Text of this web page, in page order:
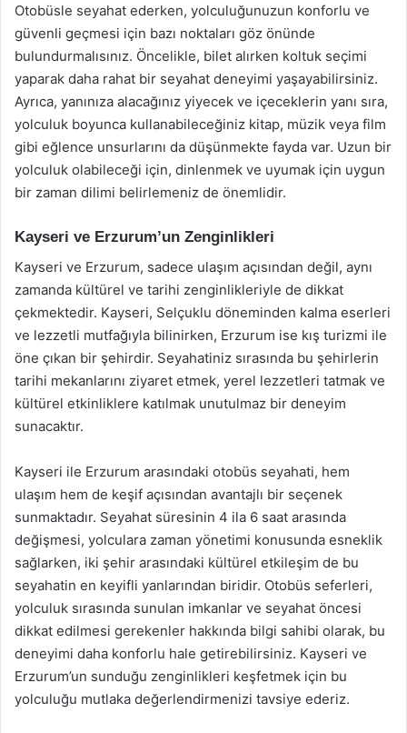
Otobüsle seyahat ederken, yolculuğunuzun konforlu ve
güvenli geçmesi için bazı noktaları göz önünde
bulundurmalısınız. Öncelikle, bilet alırken koltuk seçimi
yaparak daha rahat bir seyahat deneyimi yaşayabilirsiniz.
Ayrıca, yanınıza alacağınız yiyecek ve içeceklerin yanı sıra,
yolculuk boyunca kullanabileceğiniz kitap, müzik veya film
gibi eğlence unsurlarını da düşünmekte fayda var. Uzun bir
yolculuk olabileceği için, dinlenmek ve uyumak için uygun
bir zaman dilimi belirlemeniz de önemlidir.
Kayseri ve Erzurum’un Zenginlikleri
Kayseri ve Erzurum, sadece ulaşım açısından değil, aynı
zamanda kültürel ve tarihi zenginlikleriyle de dikkat
çekmektedir. Kayseri, Selçuklu döneminden kalma eserleri
ve lezzetli mutfağıyla bilinirken, Erzurum ise kış turizmi ile
öne çıkan bir şehirdir. Seyahatiniz sırasında bu şehirlerin
tarihi mekanlarını ziyaret etmek, yerel lezzetleri tatmak ve
kültürel etkinliklere katılmak unutulmaz bir deneyim
sunacaktır.
Kayseri ile Erzurum arasındaki otobüs seyahati, hem
ulaşım hem de keşif açısından avantajlı bir seçenek
sunmaktadır. Seyahat süresinin 4 ila 6 saat arasında
değişmesi, yolculara zaman yönetimi konusunda esneklik
sağlarken, iki şehir arasındaki kültürel etkileşim de bu
seyahatin en keyifli yanlarından biridir. Otobüs seferleri,
yolculuk sırasında sunulan imkanlar ve seyahat öncesi
dikkat edilmesi gerekenler hakkında bilgi sahibi olarak, bu
deneyimi daha konforlu hale getirebilirsiniz. Kayseri ve
Erzurum’un sunduğu zenginlikleri keşfetmek için bu
yolculuğu mutlaka değerlendirmenizi tavsiye ederiz.